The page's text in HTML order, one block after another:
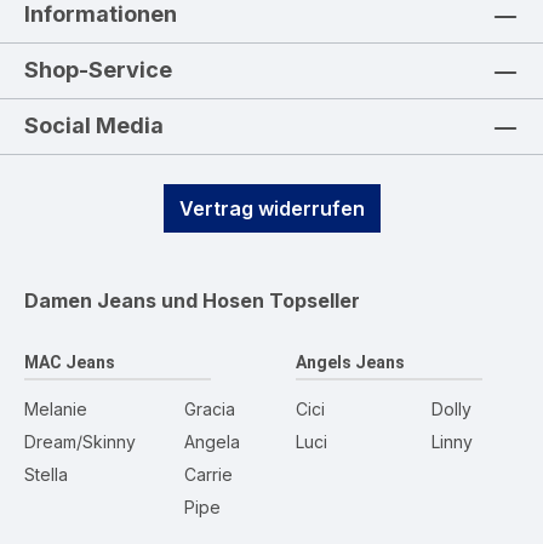
Informationen
Shop-Service
Social Media
Vertrag widerrufen
Damen Jeans und Hosen Topseller
MAC Jeans
Melanie
Dream/Skinny
Stella
Gracia
Angela
Carrie
Pipe
Angels Jeans
Cici
Luci
Dolly
Linny